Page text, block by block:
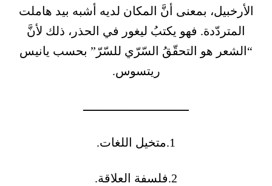
الأرخبيل، بمعنى أنَّ المكان لديه أشبه بيد هاملت
المتردّدة. فهو يكتبُ ليغور في الحذر، ذلك لأنَّ
“الشعر هو التحقّقُ السّرّي للسّرّ” بحسب يانيس
ريتسوس.
ـــــــــــــــــــــــــــــ
1.متخيل اللغات.
2.فلسفة العلاقة.